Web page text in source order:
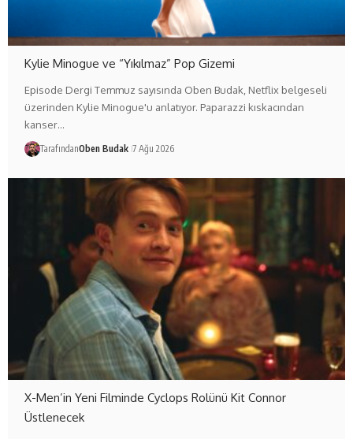
Kylie Minogue ve “Yıkılmaz” Pop Gizemi
Episode Dergi Temmuz sayısında Oben Budak, Netflix belgeseli
üzerinden Kylie Minogue'u anlatıyor. Paparazzi kıskacından
kanser…
TarafındanOben Budak 7 Ağu 2026
X-Men’in Yeni Filminde Cyclops Rolünü Kit Connor
Üstlenecek